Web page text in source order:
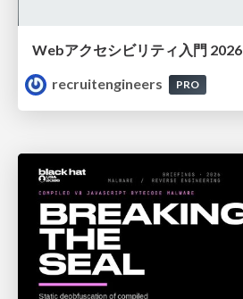
Webアクセシビリティ入門 2026
recruitengineers
PRO